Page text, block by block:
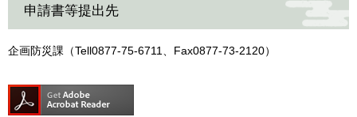
申請書等提出先
企画防災課（Tell0877‐75‐6711、Fax0877‐73‐2120）